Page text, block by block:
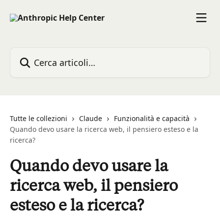
Tutte le collezioni Claude
Funzionalità e capacità
Quando devo usare la ricerca web, il pensiero esteso e la
ricerca?
Quando devo usare la
ricerca web, il pensiero
esteso e la ricerca?